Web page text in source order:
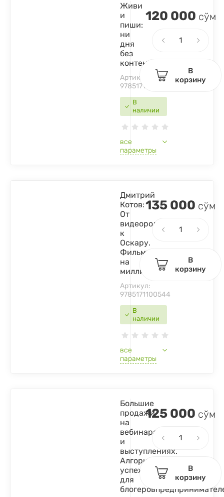
В
наличии
Живи
и
пиши:
ни
дня
без
контента
Артикул:
9785171514679
все
параметры
120 000 сўм
В
корзину
В
наличии
Дмитрий
Котов:
От
видеоролика
к
Оскару.
Фильммейкинг
на
миллион
Артикул:
9785171100544
все
параметры
135 000 сўм
В
корзину
Большие
продажи
на
вебинарах
и
выступлениях.
Алгоритм
успеха
для
125 000 сўм
В
корзину